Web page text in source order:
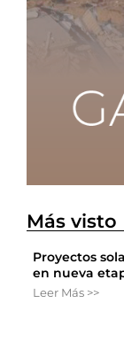
Más visto
Proyectos
en nueva
Leer Más >>